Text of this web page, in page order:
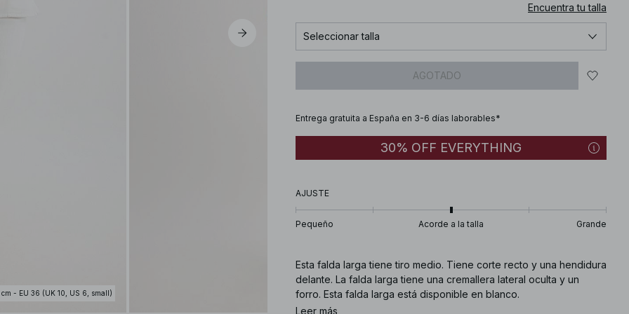
cm - EU 36 (UK 10, US 6, small)
Encuentra tu talla
Seleccionar talla
AGOTADO
Entrega gratuita a España en 3-6 días laborables*
30% OFF EVERYTHING
AJUSTE
Pequeño Acorde a la talla Grande
Esta falda larga tiene tiro medio. Tiene corte recto y una hendidura
delante. La falda larga tiene una cremallera lateral oculta y un
forro. Esta falda larga está disponible en blanco.
Leer más